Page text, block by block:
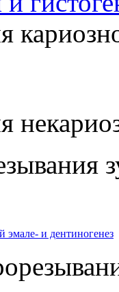
и дентиногенез